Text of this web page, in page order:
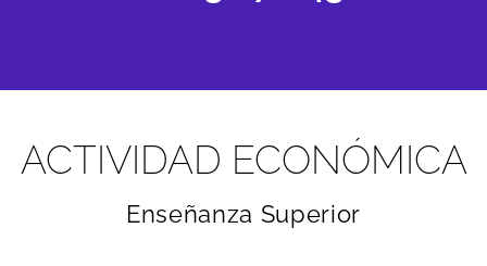
ACTIVIDAD ECONÓMICA
Enseñanza Superior